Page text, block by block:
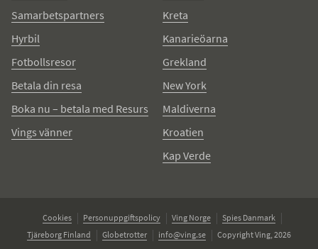
Samarbetspartners
Hyrbil
Fotbollsresor
Betala din resa
Boka nu – betala med Resurs
Vings vänner
Kreta
Kanarieöarna
Grekland
New York
Maldiverna
Kroatien
Kap Verde
Cookies Personuppgiftspolicy Ving Norge
Spies Danmark
Tjäreborg Finland
Globetrotter info@ving.se Copyright Ving, 2026